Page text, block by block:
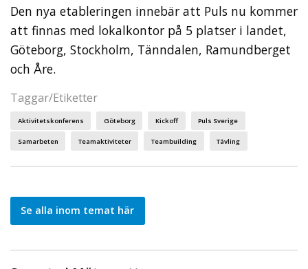
Den nya etableringen innebär att Puls nu kommer
att finnas med lokalkontor på 5 platser i landet,
Göteborg, Stockholm, Tänndalen, Ramundberget
och Åre.
Taggar/Etiketter
Aktivitetskonferens Göteborg Kickoff Puls Sverige
Samarbeten Teamaktiviteter Teambuilding Tävling
Se alla inom temat här